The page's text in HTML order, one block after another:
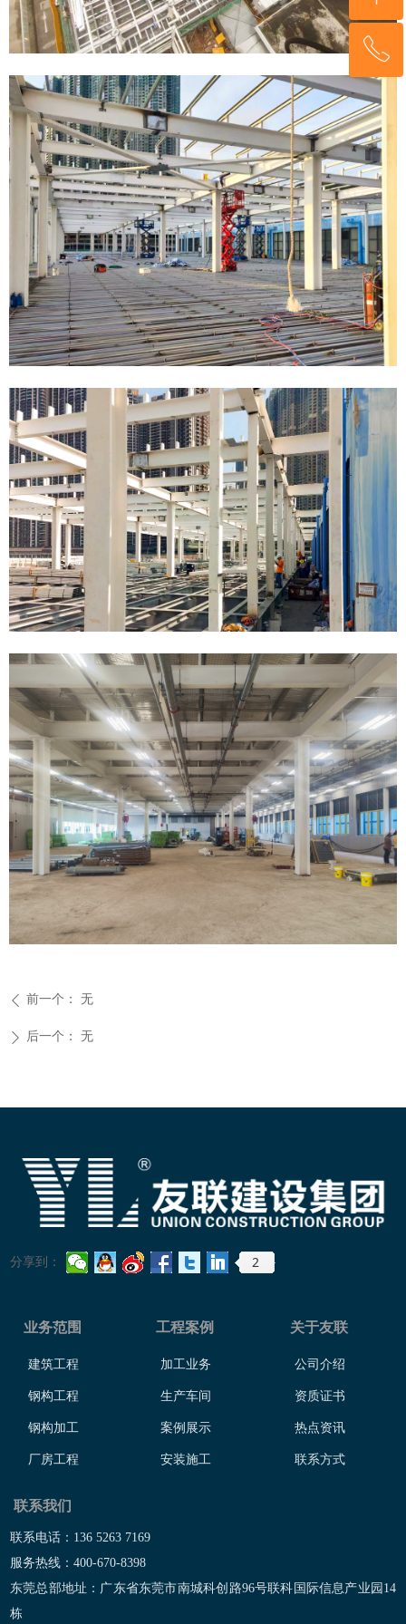
ꄴ 前一个： 无
ꄲ 后一个： 无
分享到： 2
业务范围
建筑工程
钢构工程
钢构加工
厂房工程
加工业务
生产车间
案例展示
安装施工
工程案例
公司介绍
资质证书
热点资讯
联系方式
关于友联
联系我们
联系电话：136 5263 7169
服务热线：400-670-8398
东莞总部地址：广东省东莞市南城科创路96号联科国际信息产业园14
栋
回到顶部
ꂅ
136 5263 7169